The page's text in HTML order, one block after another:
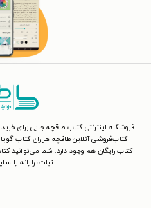
فروشگاه اینترنتی کتاب طاقچه جایی برای
کتاب‌فروشی آنلاین طاقچه هزاران کتاب
کتاب رایگان هم وجود دارد. شما می‌توانید
تبلت، رایانه یا